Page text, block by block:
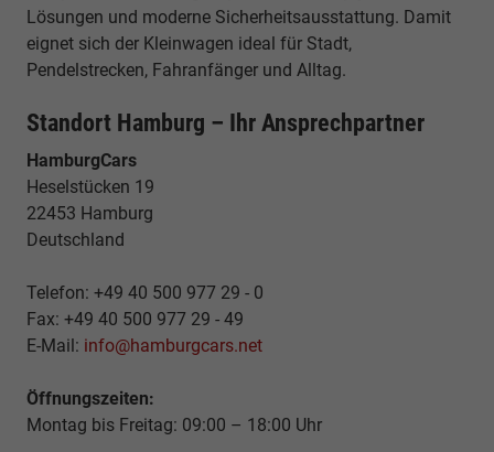
Lösungen und moderne Sicherheitsausstattung. Damit
eignet sich der Kleinwagen ideal für Stadt,
Pendelstrecken, Fahranfänger und Alltag.
Standort Hamburg – Ihr Ansprechpartner
HamburgCars
Heselstücken 19
22453 Hamburg
Deutschland
Telefon: +49 40 500 977 29 - 0
Fax: +49 40 500 977 29 - 49
E-Mail: info@hamburgcars.net
Öffnungszeiten:
Montag bis Freitag: 09:00 – 18:00 Uhr